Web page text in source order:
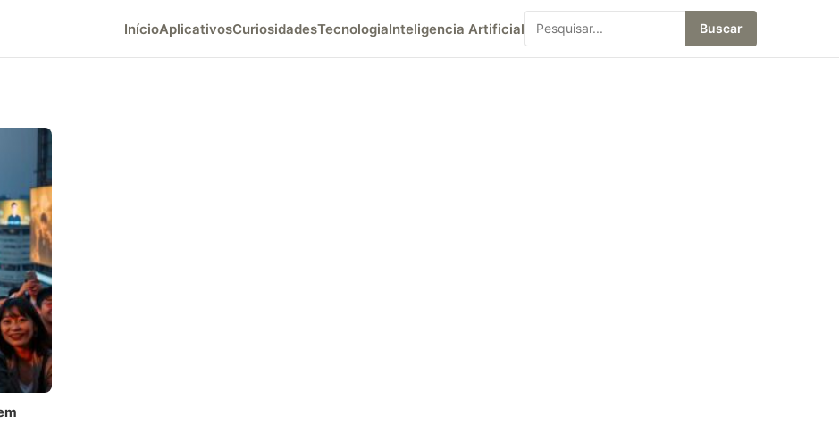
InícioAplicativosCuriosidadesTecnologiaInteligencia Artificial Buscar